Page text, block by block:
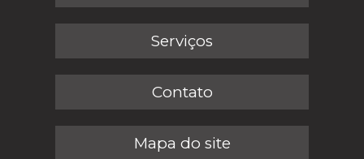
Serviços
Contato
Mapa do site